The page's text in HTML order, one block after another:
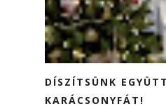
DÍSZÍTSÜNK EGYÜTT
KARÁCSONYFÁT!